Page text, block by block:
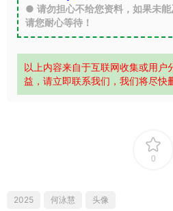
● 请勿担心不给您资料，如果未
请您耐心等待！
以上内容来自于互联网收集或用户
益，请立即联系我们，我们将尽快
0
2025 何泳慧 头像